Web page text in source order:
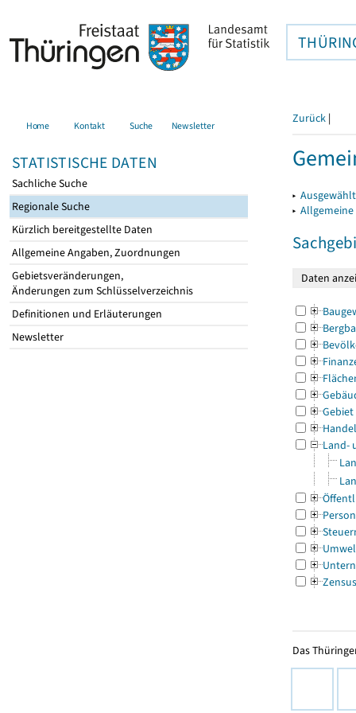
Home Kontakt Suche Newsletter
STATISTISCHE DATEN
Sachliche Suche
Regionale Suche
Kürzlich bereitgestellte Daten
Allgemeine Angaben, Zuordnungen
Gebietsveränderungen,
Änderungen zum Schlüsselverzeichnis
Definitionen und Erläuterungen
Newsletter
Zurück |
▸
▸
Gebiet
Land-
Zensus
Das